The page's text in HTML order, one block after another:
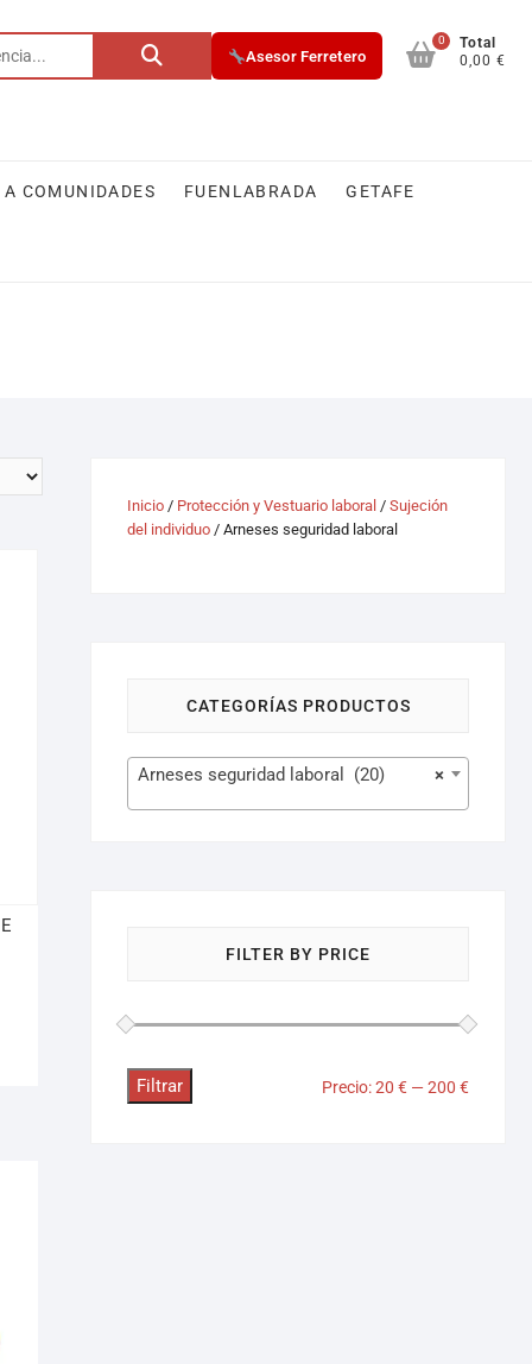
Asesor Ferretero
0
Total
0,00 €
COMUNIDADES FUENLABRADA GETAFE
Inicio / Protección y Vestuario laboral / Sujeción
del individuo / Arneses seguridad laboral
CATEGORÍAS PRODUCTOS
×
Arneses seguridad laboral (20)
FILTER BY PRICE
Filtrar Precio:20 € —200 €